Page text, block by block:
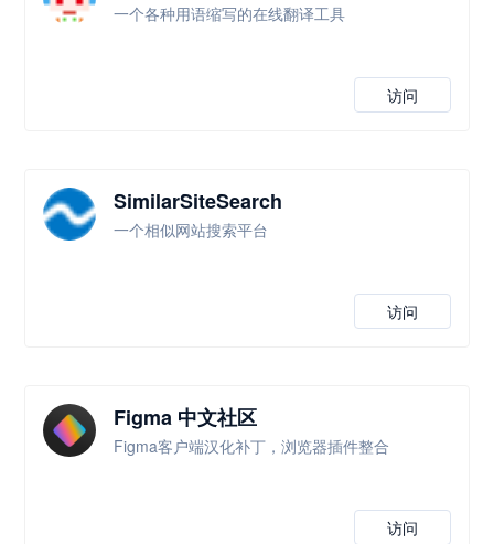
一个各种用语缩写的在线翻译工具
访问
SimilarSiteSearch
一个相似网站搜索平台
访问
Figma 中文社区
Figma客户端汉化补丁，浏览器插件整合
访问